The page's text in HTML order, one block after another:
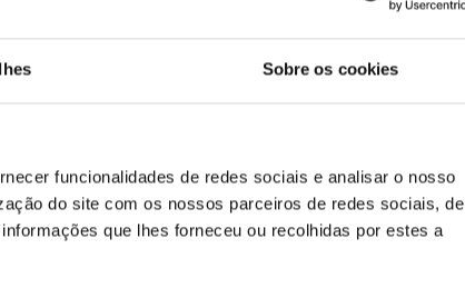
Sobre os cookies
funcionalidades de redes sociais e analisar o nosso
do site com os nossos parceiros de redes sociais, de
que lhes forneceu ou recolhidas por estes a